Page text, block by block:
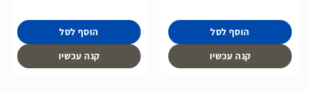
הוסף לסל
קנה עכשיו
הוסף לסל
קנה עכשיו